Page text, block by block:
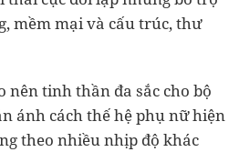
mềm mại và cấu trúc, thư
nên tinh thần đa sắc cho bộ
ánh cách thế hệ phụ nữ hiện
theo nhiều nhịp độ khác